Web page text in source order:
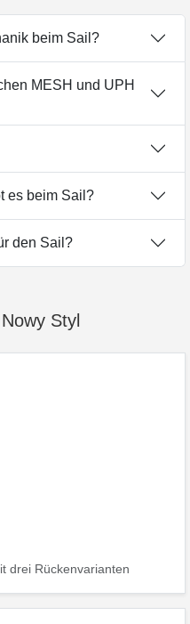
beim Sail?
MESH und UPH
es beim Sail?
den Sail?
Styl
drei Rückenvarianten